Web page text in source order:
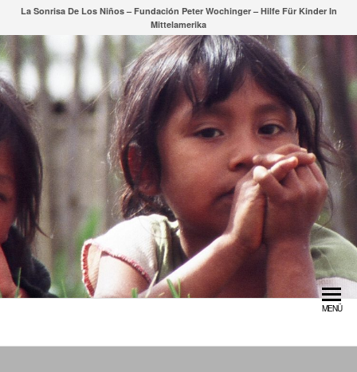
Zum
springen
La Sonrisa De Los Niños – Fundación Peter Wochinger – Hilfe Für Kinder In
Mittelamerika
MENÜ